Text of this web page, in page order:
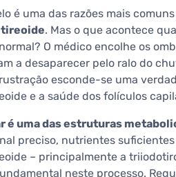
é uma das razões mais
. Mas o que acontece
O médico encolhe os
a desaparecer pelo ralo do
esconde-se uma
e a saúde dos folículos
é uma das estruturas
preciso, nutrientes
– principalmente a
neste processo.